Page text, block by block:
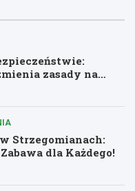
zasady na
Strzegomianach:
dla Każdego!